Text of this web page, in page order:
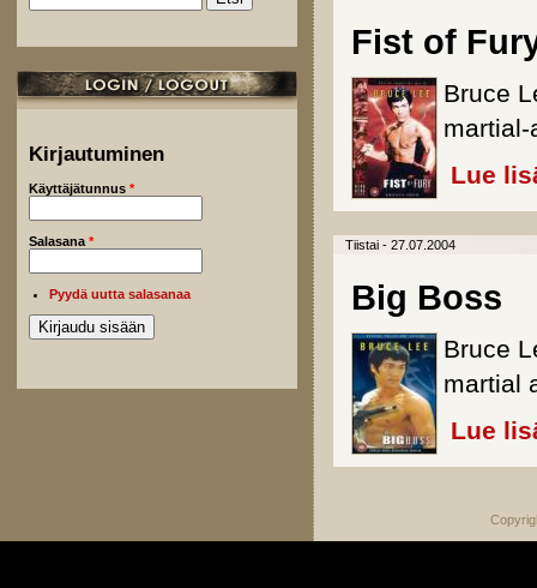
Hakulomake
Kirjautuminen
Käyttäjätunnus *
Salasana *
Pyydä uutta salasanaa
Fist of
Bruce
Lue
Tiistai - 27.07.2004
Big Boss
Bruce
martial
Lue